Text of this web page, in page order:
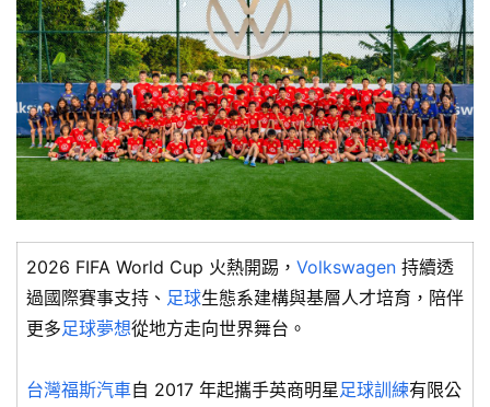
車
輛
空
間
實
測
汽
車
／
機
車
試
影
s
o
M
a
i
l
i
l
a
t
s
A
p
p
享
2026 FIFA World Cup 火熱開踢， Volkswagen 持續透
過國際賽事支持、 足球生態系建構與基層人才培育，陪伴
更多足球夢想從地方走向世界舞台。
台灣福斯汽車自 2017 年起攜手英商明星足球訓練有限公